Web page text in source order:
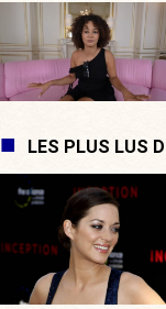
LES PLUS LUS